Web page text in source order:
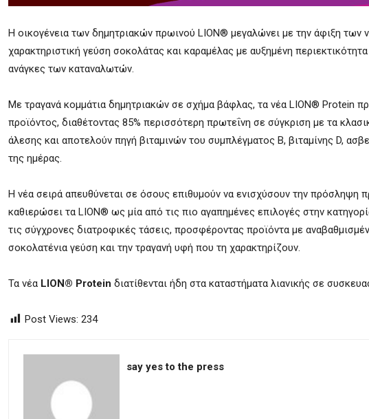
Η οικογένεια των δημητριακών πρωινού LION® μεγαλώνει με την άφιξη των
χαρακτηριστική γεύση σοκολάτας και καραμέλας με αυξημένη
ανάγκες των καταναλωτών.
Με τραγανά κομμάτια δημητριακών σε σχήμα βάφλας, τα νέα LION® Protein
προϊόντος, διαθέτοντας 85% περισσότερη πρωτεΐνη σε σύγκριση με τα
άλεσης και αποτελούν πηγή βιταμινών του συμπλέγματος Β, βιταμίνης D,
της ημέρας.
Η νέα σειρά απευθύνεται σε όσους επιθυμούν να ενισχύσουν την
καθιερώσει τα LION® ως μία από τις πιο αγαπημένες επιλογές στην
τις σύγχρονες διατροφικές τάσεις, προσφέροντας προϊόντα με
σοκολατένια γεύση και την τραγανή υφή που τη χαρακτηρίζουν.
Τα νέα LION® Protein διατίθενται ήδη στα καταστήματα λιανικής σε
Post Views: 234
say yes to the press